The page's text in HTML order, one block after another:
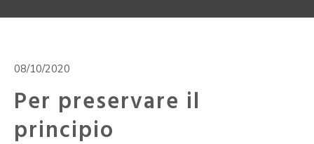
08/10/2020
Per preservare il
principio